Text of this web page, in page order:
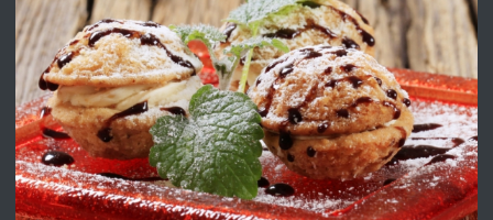
преди 2 години
ПРЕДЛАГА
УДЪЛЖАВАНЕ НА ЧОВЕШКИЯТ
ЖИВОТ И ПОДОБРЯВАНЕ НА
НЕГОВОТО КАЧЕСТВО
преди 2 години